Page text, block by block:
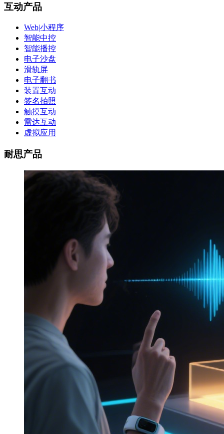
互动产品
Web|小程序
智能中控
智能播控
电子沙盘
滑轨屏
电子翻书
装置互动
签名拍照
触摸互动
雷达互动
虚拟应用
耐思产品